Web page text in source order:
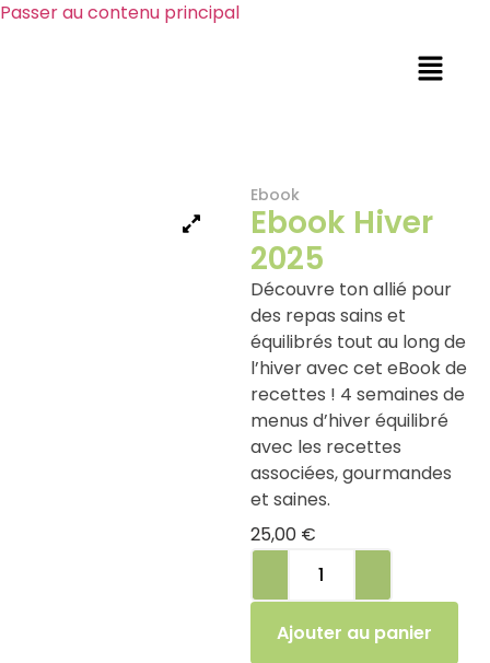
Passer au contenu principal
Ebook
Ebook Hiver
2025
Découvre ton allié pour
des repas sains et
équilibrés tout au long de
l’hiver avec cet eBook de
recettes ! 4 semaines de
menus d’hiver équilibré
avec les recettes
associées, gourmandes
et saines.
25,00 €
Ajouter au panier